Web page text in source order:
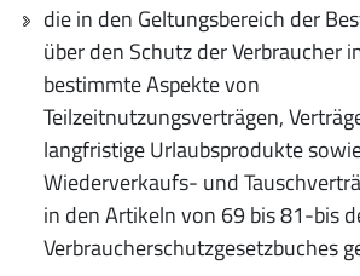
die in den Geltungsbereich der
über den Schutz der Verbraucher
bestimmte Aspekte von
Teilzeitnutzungsverträgen,
langfristige Urlaubsprodukte
Wiederverkaufs- und
in den Artikeln von 69 bis 81-bis
Verbraucherschutzgesetzbuches